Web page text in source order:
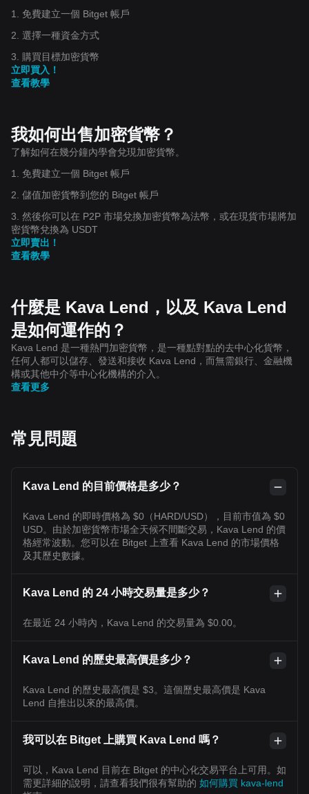
1. 免費建立一個 Bitget 帳戶
2. 選擇一種資金方式
3. 購買目標加密貨幣
立即買入！
查看教學
我如何出售加密貨幣？
了解如何在幾分鐘內學會兌現加密貨幣。
1. 免費建立一個 Bitget 帳戶
2. 儲值加密貨幣到您的 Bitget 帳戶
3. 然後你可以在 P2P 市場兌換加密貨幣為法幣，或在現貨市場將加
密貨幣兌換為 USDT
立即賣出！
查看教學
什麼是 Kava Lend，以及 Kava Lend
是如何運作的？
Kava Lend 是一種熱門加密貨幣，是一種點對點的去中心化貨幣，
任何人都可以儲存、發送和接收 Kava Lend，而無需銀行、金融機
構或其他中介等中心化機構的介入。
查看更多
常見問題
Kava Lend 的目前價格是多少？
Kava Lend 的即時價格為 $0（HARD/USD），目前市值為 $0
USD。由於加密貨幣市場全天候不間斷交易，Kava Lend 的價
格經常波動。您可以在 Bitget 上查看 Kava Lend 的市場價格
及其歷史數據。
Kava Lend 的 24 小時交易量是多少？
在最近 24 小時內，Kava Lend 的交易量為 $0.00。
Kava Lend 的歷史最高價是多少？
Kava Lend 的歷史最高價是 $3。這個歷史最高價是 Kava
Lend 自推出以來的最高價。
我可以在 Bitget 上購買 Kava Lend 嗎？
可以，Kava Lend 目前在 Bitget 的中心化交易平台上可用。如
需更詳細的說明，請查看我們很有幫助的 如何購買 kava-lend